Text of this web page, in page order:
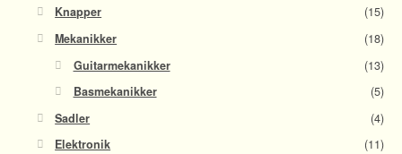
Knapper
(15)
Mekanikker
(18)
Guitarmekanikker
(13)
Basmekanikker
(5)
Sadler
(4)
Elektronik
(11)